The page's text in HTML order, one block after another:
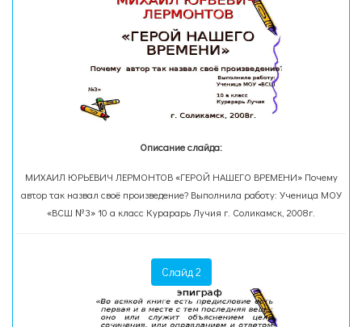
Описание слайда:
МИХАИЛ ЮРЬЕВИЧ ЛЕРМОНТОВ «ГЕРОЙ НАШЕГО ВРЕМЕНИ» Почему
автор так назвал своё произведение? Выполнила работу: Ученица МОУ
«ВСШ №3» 10 а класс Курарарь Лучия г. Соликамск, 2008г.
Слайд 2